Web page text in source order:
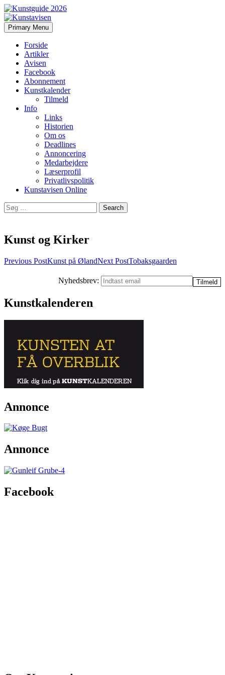
Kunstavisen
Search
Primary Menu Skip
to
Forside
Artikler
Avisen
Facebook
Abonnement
Kunstkalender
Tilmeld
Info
Links
Historien
Om os
Deadlines
Annoncering
Medarbejdere
Læserprofil
Privatlivspolitik
Kunstavisen Online
Search
for:
Kunst og Kirker
Post
Previous PostKunst på ØlandNext PostTobaksgaarden
Nyhedsbrev:
Kunstkalenderen
Annonce
Annonce
Facebook